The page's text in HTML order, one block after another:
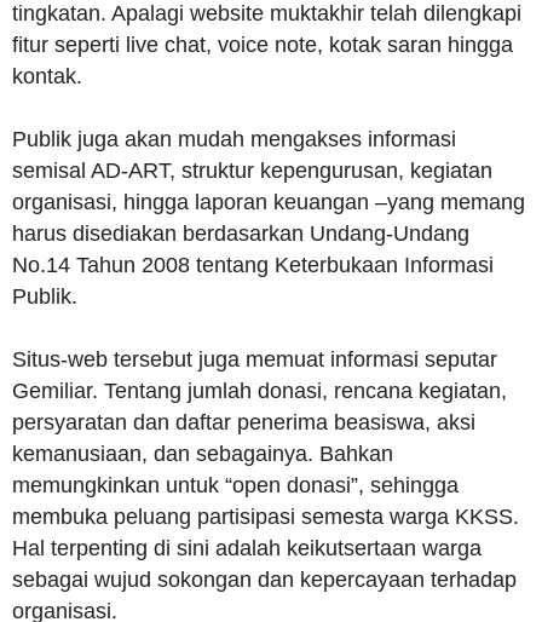
tingkatan. Apalagi website muktakhir telah dilengkapi
fitur seperti live chat, voice note, kotak saran hingga
kontak.
Publik juga akan mudah mengakses informasi
semisal AD-ART, struktur kepengurusan, kegiatan
organisasi, hingga laporan keuangan –yang memang
harus disediakan berdasarkan Undang-Undang
No.14 Tahun 2008 tentang Keterbukaan Informasi
Publik.
Situs-web tersebut juga memuat informasi seputar
Gemiliar. Tentang jumlah donasi, rencana kegiatan,
persyaratan dan daftar penerima beasiswa, aksi
kemanusiaan, dan sebagainya. Bahkan
memungkinkan untuk “open donasi”, sehingga
membuka peluang partisipasi semesta warga KKSS.
Hal terpenting di sini adalah keikutsertaan warga
sebagai wujud sokongan dan kepercayaan terhadap
organisasi.